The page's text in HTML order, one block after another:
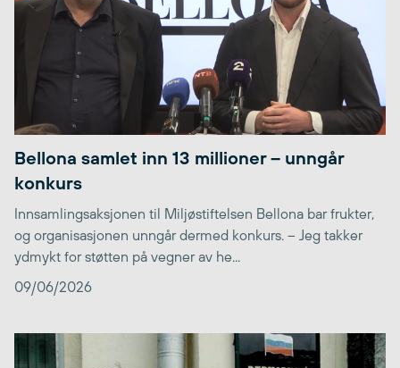
Bellona samlet inn 13 millioner – unngår
konkurs
Innsamlingsaksjonen til Miljøstiftelsen Bellona bar frukter,
og organisasjonen unngår dermed konkurs. – Jeg takker
ydmykt for støtten på vegner av he...
09/06/2026